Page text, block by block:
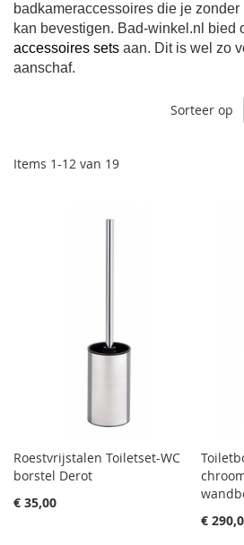
badkameraccessoires die je zonder
kan bevestigen. Bad-winkel.nl bied
accessoires sets aan. Dit is wel zo
aanschaf.
Items 1-12 van 19
Sorteer op
Roestvrijstalen Toiletset-WC
borstel Derot
€ 35,00
€